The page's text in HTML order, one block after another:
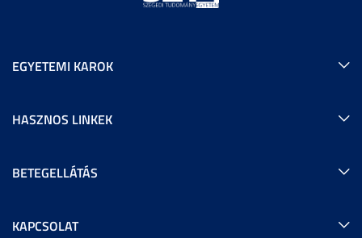
EGYETEMI KAROK
HASZNOS LINKEK
BETEGELLÁTÁS
KAPCSOLAT